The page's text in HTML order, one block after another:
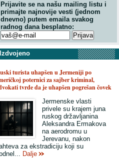
Prijavite se na našu mailing listu i
primajte najnovije vesti (jednom
dnevno) putem emaila svakog
radnog dana besplatno:
Izdvojeno
turista uhapšen u Jermeniji po
poternici za sajber kriminal,
tvrde da je uhapšen pogrešan čovek
Jermenske vlasti
privele su krajem juna
ruskog državljanina
Aleksandra Ermakova
na aerodromu u
Jerevanu, nakon
za ekstradiciju koji su
Dalje